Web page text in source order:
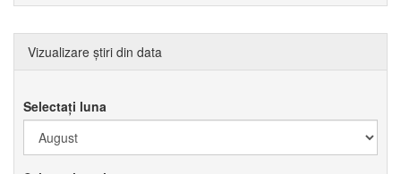
Vizualizare știri din data
Selectați luna